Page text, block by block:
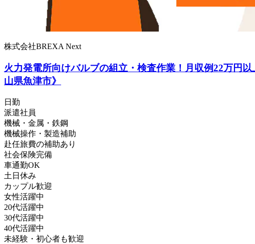
株式会社BREXA Next
火力発電所向けバルブの組立・検査作業！月収例22万円
山県魚津市》
日勤
派遣社員
機械・金属・鉄鋼
機械操作・製造補助
赴任旅費の補助あり
社会保険完備
車通勤OK
土日休み
カップル歓迎
女性活躍中
20代活躍中
30代活躍中
40代活躍中
未経験・初心者も歓迎